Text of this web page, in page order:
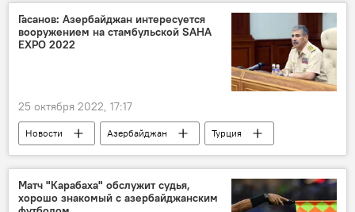
Ирек Зиннуров
Гасанов: Азербайджан интересуется
вооружением на стамбульской SAHA
EXPO 2022
25 октября 2022, 17:17
Новости Азербайджан
Турция
Министерство обороны АР
Закир Гасанов
Матч "Карабаха" обслужит судья,
хорошо знакомый с азербайджанским